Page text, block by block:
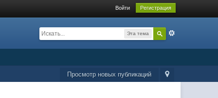
Войти Регистрация
Эта тема
Просмотр новых публикаций